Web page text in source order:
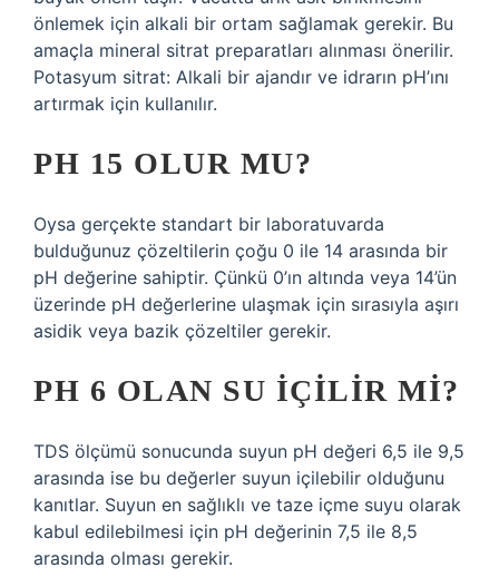
önlemek için alkali bir ortam sağlamak gerekir. Bu
amaçla mineral sitrat preparatları alınması önerilir.
Potasyum sitrat: Alkali bir ajandır ve idrarın pH’ını
artırmak için kullanılır.
PH 15 OLUR MU?
Oysa gerçekte standart bir laboratuvarda
bulduğunuz çözeltilerin çoğu 0 ile 14 arasında bir
pH değerine sahiptir. Çünkü 0’ın altında veya 14’ün
üzerinde pH değerlerine ulaşmak için sırasıyla aşırı
asidik veya bazik çözeltiler gerekir.
PH 6 OLAN SU IÇILIR MI?
TDS ölçümü sonucunda suyun pH değeri 6,5 ile 9,5
arasında ise bu değerler suyun içilebilir olduğunu
kanıtlar. Suyun en sağlıklı ve taze içme suyu olarak
kabul edilebilmesi için pH değerinin 7,5 ile 8,5
arasında olması gerekir.